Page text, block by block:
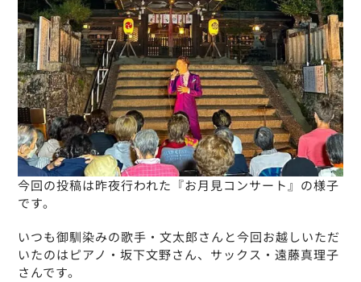
今回の投稿は昨夜行われた『お月見コンサート』の様子
です。
いつも御馴染みの歌手・文太郎さんと今回お越しいただ
いたのはピアノ・坂下文野さん、サックス・遠藤真理子
さんです。